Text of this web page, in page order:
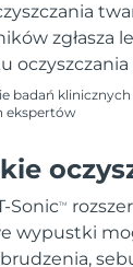
zgłasza
badań
ekspertów
SonicTM
wypustki